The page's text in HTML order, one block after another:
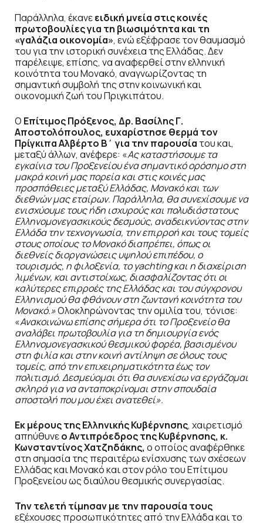
Παράλληλα, έκανεειδική μνεία στις κοινές
πρωτοβουλίες για τη βιωσιμότητα και τη
«γαλάζια οικονομία», ενώ εξέφρασε τον θαυμασμό
του για την ιστορική συνέχεια της Ελλάδας. Δεν
παρέλειψε, επίσης, να αναφερθεί στην ελληνική
κοινότητα του Μονακό, αναγνωρίζοντας τη
σημαντική συμβολή της στην κοινωνική και
οικονομική ζωή του Πριγκιπάτου.
Ο Επίτιμος Πρόξενος, Δρ. Βασίλης Γ.
Αποστολόπουλος, ευχαρίστησε θερμά τον
Πρίγκιπα Αλβέρτο Β΄ για την παρουσία του και,
μεταξύ άλλων, ανέφερε: «Ας καταστήσουμε τα
εγκαίνια του Προξενείου ένα σημαντικό ορόσημο στη
μακρά κοινή μας πορεία και στις κοινές μας
προσπάθειες μεταξύ Ελλάδας, Μονακό και των
διεθνών μας εταίρων. Παράλληλα, θα συνεχίσουμε να
ενισχύουμε τους ήδη ισχυρούς και πολυδιάστατους
Ελληνομονεγασκικούς δεσμούς, αναδεικνύοντας στην
Ελλάδα την τεχνογνωσία, την επιρροή και τους τομείς
στους οποίους το Μονακό διαπρέπει, όπως οι
διεθνείς διοργανώσεις υψηλού επιπέδου, ο
τουρισμός, η φιλοξενία, τοyachtingκαι η διαχείριση
λιμένων, και αντιστοίχως, διασφαλίζοντας ότι οι
καλύτερες επιρροές της Ελλάδας και του σύγχρονου
Ελληνισμού θα φθάνουν στη ζωντανή κοινότητα του
Μονακό.»Ολοκληρώνοντας την ομιλία του, τόνισε:
«Ανακοινώνω επίσης σήμερα ότι το Προξενείο θα
αναλάβει πρωτοβουλία για τη δημιουργία ενός
Ελληνομονεγασκικού θεσμικού φορέα, βασισμένου
στη φιλία και στην κοινή αντίληψη σε όλους τους
τομείς, από την επιχειρηματικότητα έως τον
πολιτισμό. Δεσμεύομαι ότι θα συνεχίσω να εργάζομαι
σκληρά για να ανταποκρίνομαι στην σπουδαία
αποστολή που μου έχει ανατεθεί».
Εκ μέρους της Ελληνικής Κυβέρνησης, χαιρετισμό
απηύθυνεο Αντιπρόεδρος της Κυβέρνησης, κ.
Κωνσταντίνος Χατζηδάκης, ο οποίος αναφέρθηκε
στη σημασία της περαιτέρω ενίσχυσης των σχέσεων
Ελλάδας και Μονακό και στον ρόλο του Επίτιμου
Προξενείου ως διαύλου θεσμικής συνεργασίας.
Την τελετή τίμησαν με την παρουσία τους
εξέχουσες προσωπικότητες από την Ελλάδα και το